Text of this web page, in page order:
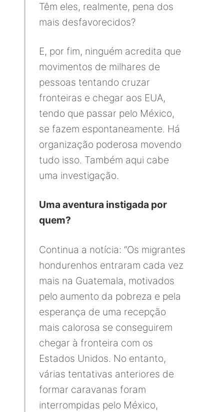
Têm eles, realmente, pena dos
mais desfavorecidos?
E, por fim, ninguém acredita que
movimentos de milhares de
pessoas tentando cruzar
fronteiras e chegar aos EUA,
tendo que passar pelo México,
se fazem espontaneamente. Há
organização poderosa movendo
tudo isso. Também aqui cabe
uma investigação.
Uma aventura instigada por
quem?
Continua a notícia: “Os migrantes
hondurenhos entraram cada vez
mais na Guatemala, motivados
pelo aumento da pobreza e pela
esperança de uma recepção
mais calorosa se conseguirem
chegar à fronteira com os
Estados Unidos. No entanto,
várias tentativas anteriores de
formar caravanas foram
interrompidas pelo México,